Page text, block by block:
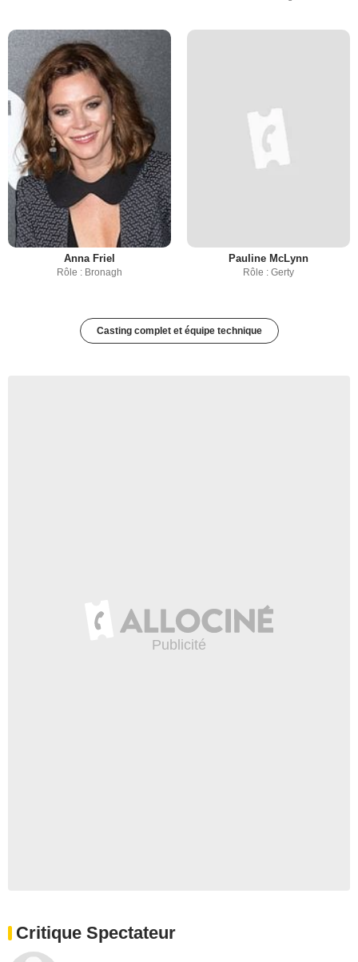
Anna Friel
Rôle : Bronagh
Pauline McLynn
Rôle : Gerty
Casting complet et équipe technique
Critique Spectateur